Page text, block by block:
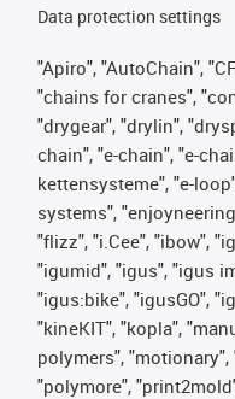
Data protection settings
"Apiro", "AutoChain",
"chains for cranes",
"drygear", "drylin",
chain", "e-chain", "e-
kettensysteme", "e-
systems",
"flizz", "i.Cee", "ibow",
"igumid", "igus", "igus
"igus:bike", "igusGO",
"kineKIT", "kopla",
polymers",
"polymore",